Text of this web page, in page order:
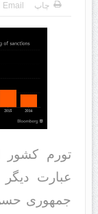
چاپ
Email
تورم کشور
جمهوری